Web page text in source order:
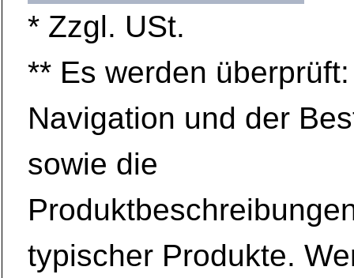
* Zzgl. USt.
** Es werden
Navigation und der
sowie die
typischer Produkte.